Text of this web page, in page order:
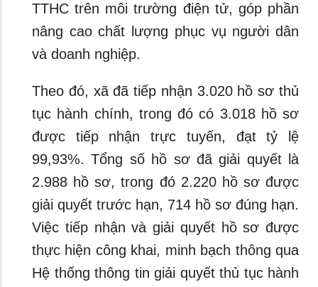
TTHC trên môi trường điện tử, góp phần
nâng cao chất lượng phục vụ người dân
và doanh nghiệp.
Theo đó, xã đã tiếp nhận 3.020 hồ sơ thủ
tục hành chính, trong đó có 3.018 hồ sơ
được tiếp nhận trực tuyến, đạt tỷ lệ
99,93%. Tổng số hồ sơ đã giải quyết là
2.988 hồ sơ, trong đó 2.220 hồ sơ được
giải quyết trước hạn, 714 hồ sơ đúng hạn.
Việc tiếp nhận và giải quyết hồ sơ được
thực hiện công khai, minh bạch thông qua
Hệ thống thông tin giải quyết thủ tục hành